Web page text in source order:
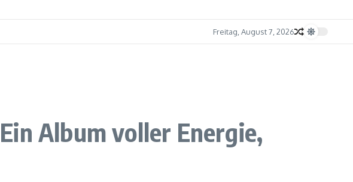
Freitag, August 7, 2026
Album voller Energie,